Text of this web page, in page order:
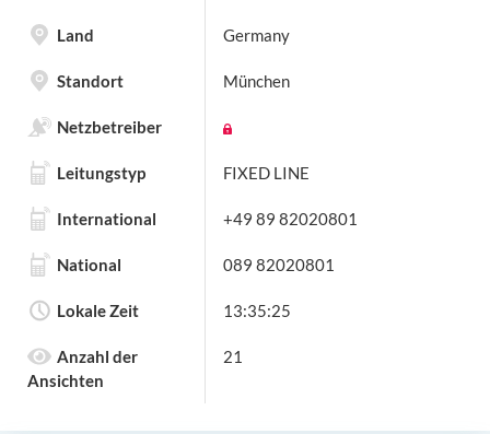
Land Germany
Standort München
Netzbetreiber
Leitungstyp FIXED LINE
International +49 89 82020801
National 089 82020801
Lokale Zeit 13:35:25
Anzahl der
Ansichten
21